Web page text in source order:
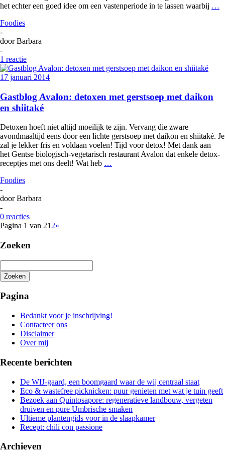
het echter een goed idee om een vastenperiode in te lassen waarbij …
Foodies
-
doorBarbara
-
1 reactie
17 januari 2014
Gastblog Avalon: detoxen met gerstsoep met daikon
en shiitaké
Detoxen hoeft niet altijd moeilijk te zijn. Vervang die zware
avondmaaltijd eens door een lichte gerstsoep met daikon en shiitaké. Je
zal je lekker fris en voldaan voelen! Tijd voor detox! Met dank aan
het Gentse biologisch-vegetarisch restaurant Avalon dat enkele detox-
receptjes met ons deelt! Wat heb …
Foodies
-
doorBarbara
-
0 reacties
Pagina 1 van 21 2»
Zoeken
Zoeken
zoeken
Pagina
Bedankt voor je inschrijving!
Contacteer ons
Disclaimer
Over mij
Recente berichten
De WIJ-gaard, een boomgaard waar de wij centraal staat
Eco & wastefree picknicken: puur genieten met wat je tuin geeft
Bezoek aan Quintosapore: regeneratieve landbouw, vergeten
druiven en pure Umbrische smaken
Ultieme plantengids voor in de slaapkamer
Recept: chili con passione
Archieven